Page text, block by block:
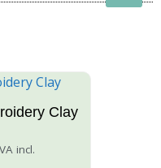
Clay
incl.